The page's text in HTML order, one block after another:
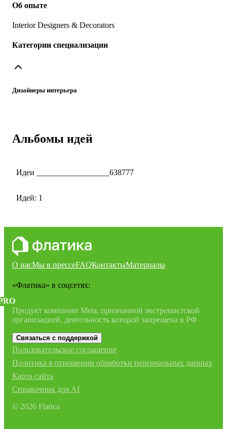
Об опыте
Interior Designers & Decorators
Категории специализации
Дизайнеры интерьера
Альбомы идей
Идеи __________________638777
Идей: 1
О насМы в прессеFAQКонтактыМатериалы
«Флатика» в соцсетях:
Продукт компании Meta, признанной экстремистской
организацией, деятельность которой запрещена в РФ
Связаться с поддержкой
Пользовательское соглашение
Политика в отношении обработки персональных данных
Карта сайта
Справочник для AI
© 2026 Flatica